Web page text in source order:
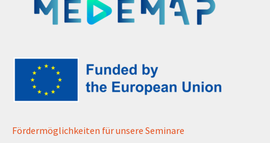
Fördermöglichkeiten für unsere Seminare